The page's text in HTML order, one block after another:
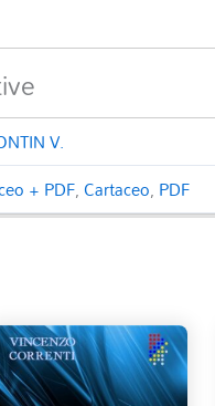
V.
+ PDF,Cartaceo, PDF